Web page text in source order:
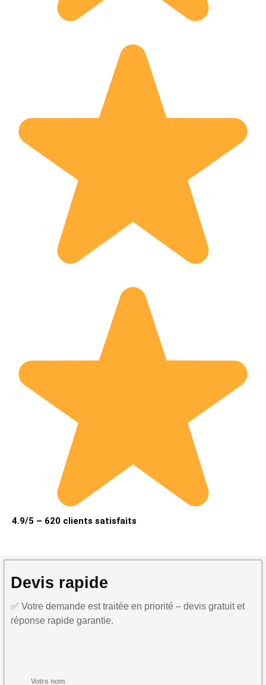
4.9/5 – 620 clients satisfaits
Devis rapide
✅ Votre demande est traitée en priorité – devis gratuit et
réponse rapide garantie.
Votre nom